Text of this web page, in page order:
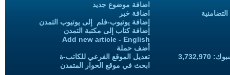
اضافة موضوع جديد
اضافة خبر
إضافة يوتيوب-فلم إلى يوتيوب التمدن
إضافة كتاب إلى مكتبة التمدن
Add new article - English
أضف حملة
تعديل الموقع الفرعي للكاتب-ة
ابحث في موقع الحوار المتمدن